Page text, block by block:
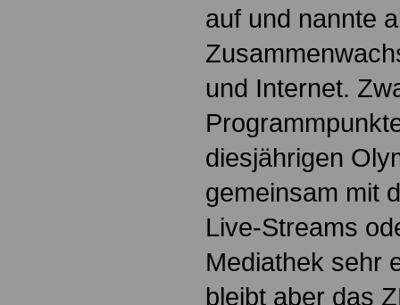
auf und nannte
und Internet.
diesjährigen
gemeinsam mit
Live-Streams
Mediathek sehr
bleibt aber das